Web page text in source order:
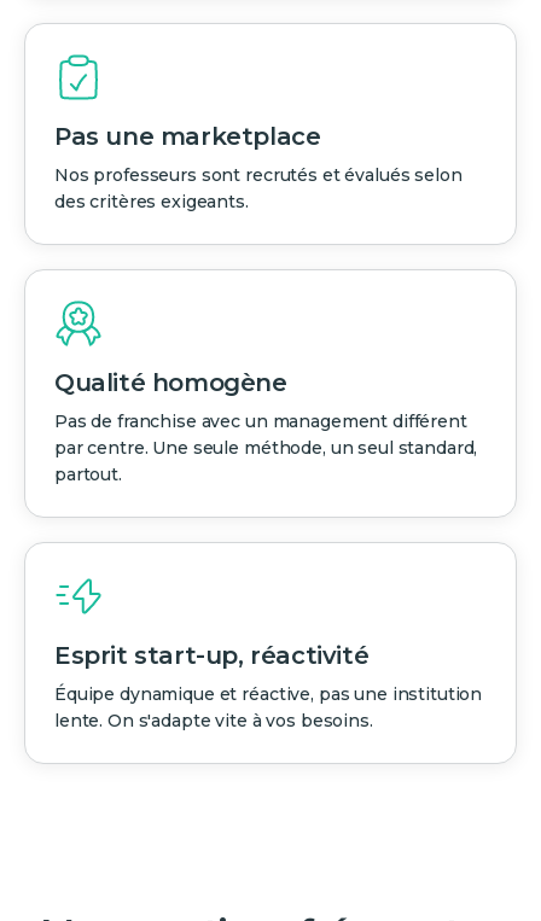
Pas une marketplace
Nos professeurs sont recrutés et évalués selon
des critères exigeants.
Qualité homogène
Pas de franchise avec un management différent
par centre. Une seule méthode, un seul standard,
partout.
Esprit start-up, réactivité
Équipe dynamique et réactive, pas une institution
lente. On s'adapte vite à vos besoins.